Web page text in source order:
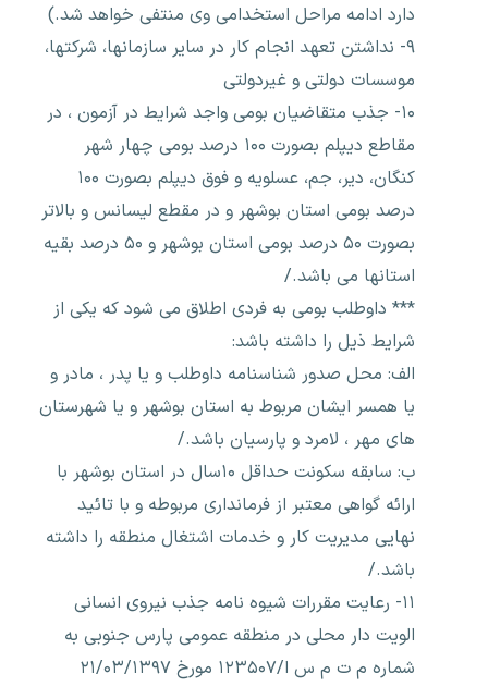
دارد ادامه مراحل استخدامی وی منتفی خواهد شد.)
۹- نداشتن تعهد انجام کار در سایر سازمانها، شرکتها،
موسسات دولتی و غیردولتی
۱۰- جذب متقاضیان بومی واجد شرایط در آزمون ، در
مقاطع دیپلم بصورت ۱۰۰ درصد بومی چهار شهر
کنگان، دیر، جم، عسلویه و فوق دیپلم بصورت ۱۰۰
درصد بومی استان بوشهر و در مقطع لیسانس و بالاتر
بصورت ۵۰ درصد بومی استان بوشهر و ۵۰ درصد بقیه
استانها می باشد./
*** داوطلب بومی به فردی اطلاق می شود که یکی از
شرایط ذیل را داشته باشد:
الف: محل صدور شناسنامه داوطلب و یا پدر ، مادر و
یا همسر ایشان مربوط به استان بوشهر و یا شهرستان
های مهر ، لامرد و پارسیان باشد./
ب: سابقه سکونت حداقل ۱۰سال در استان بوشهر با
ارائه گواهی معتبر از فرمانداری مربوطه و با تائید
نهایی مدیریت کار و خدمات اشتغال منطقه را داشته
باشد./
۱۱- رعایت مقررات شیوه نامه جذب نیروی انسانی
الویت دار محلی در منطقه عمومی پارس جنوبی به
شماره م ت م س ا/۱۲۳۵۰۷ مورخ ۲۱/۰۳/۱۳۹۷